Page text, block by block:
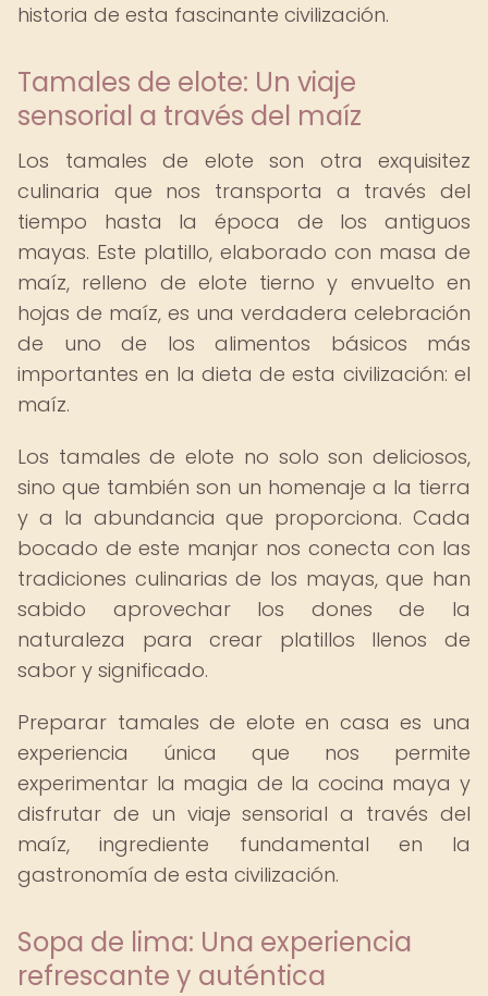
historia de esta fascinante civilización.
Tamales de elote: Un viaje
sensorial a través del maíz
Los tamales de elote son otra exquisitez
culinaria que nos transporta a través del
tiempo hasta la época de los antiguos
mayas. Este platillo, elaborado con masa de
maíz, relleno de elote tierno y envuelto en
hojas de maíz, es una verdadera celebración
de uno de los alimentos básicos más
importantes en la dieta de esta civilización: el
maíz.
Los tamales de elote no solo son deliciosos,
sino que también son un homenaje a la tierra
y a la abundancia que proporciona. Cada
bocado de este manjar nos conecta con las
tradiciones culinarias de los mayas, que han
sabido aprovechar los dones de la
naturaleza para crear platillos llenos de
sabor y significado.
Preparar tamales de elote en casa es una
experiencia única que nos permite
experimentar la magia de la cocina maya y
disfrutar de un viaje sensorial a través del
maíz, ingrediente fundamental en la
gastronomía de esta civilización.
Sopa de lima: Una experiencia
refrescante y auténtica